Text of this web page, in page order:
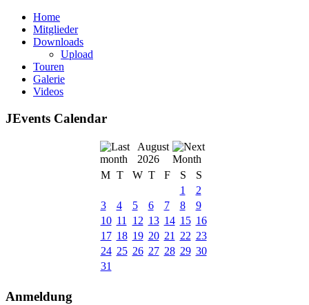
Home
Mitglieder
Downloads
Upload
Touren
Galerie
Videos
JEvents Calendar
August
2026
M T W T F S
S
1
2
3
4 5 6 7 8
9
10 11 12 13 14 15 16
17 18 19 20 21 22 23
24 25 26 27 28 29 30
31
Anmeldung